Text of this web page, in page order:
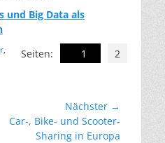
und Big Data als
Seiten:
1 2
,
Nächster →
Nächster
Beitrag:
Car-, Bike- und Scooter-
Sharing in Europa